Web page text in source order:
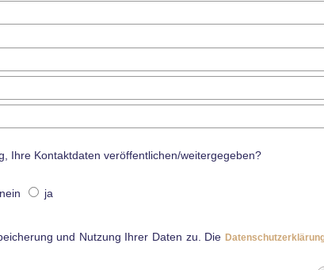
Ihre Kontaktdaten veröffentlichen/weitergegeben?
nein ja
und Nutzung Ihrer Daten zu. Die